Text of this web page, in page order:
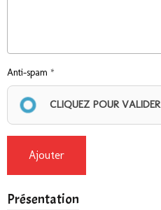
Anti-spam
CLIQUEZ POUR VALIDER
Ajouter
Présentation